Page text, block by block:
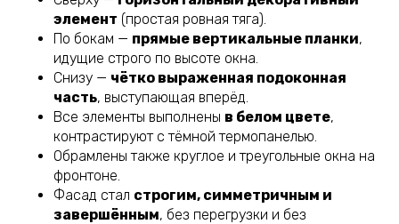
элемент (простая ровная тяга).
По бокам — прямые вертикальные планки,
идущие строго по высоте окна.
Снизу — чётко выраженная подоконная
часть, выступающая вперёд.
Все элементы выполнены в белом цвете,
контрастируют с тёмной термопанелью.
Обрамлены также круглое и треугольные окна на
фронтоне.
Фасад стал строгим, симметричным и
завершённым, без перегрузки и без